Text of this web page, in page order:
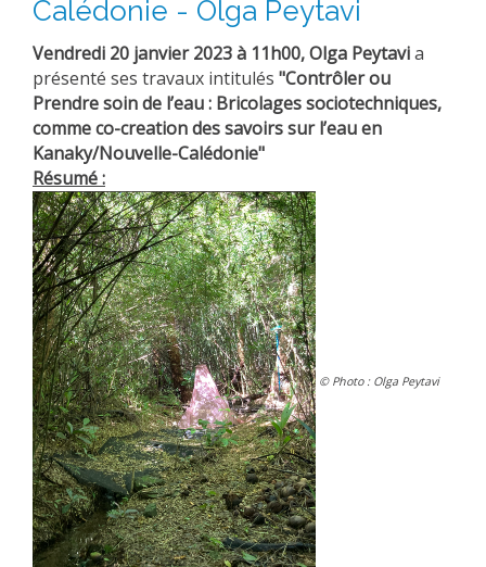
Calédonie - Olga Peytavi
Vendredi 20 janvier 2023 à 11h00, Olga Peytavia
présenté ses travaux intitulés "Contrôler ou
Prendre soin de l’eau : Bricolages sociotechniques,
comme co-creation des savoirs sur l’eau en
Kanaky/Nouvelle-Calédonie"
Résumé :
© Photo : Olga Peytavi